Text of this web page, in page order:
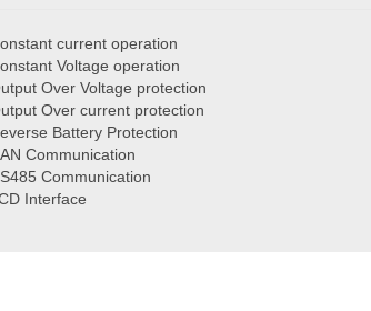
current operation
Voltage operation
Over Voltage protection
Over current protection
Battery Protection
Communication
Communication
Interface